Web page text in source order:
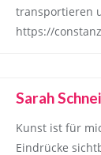
transportieren
https://
Sarah
Kunst ist für
Eindrücke